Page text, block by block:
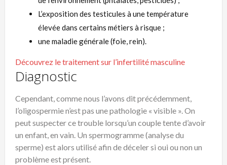
L’exposition des testicules à une température
élevée dans certains métiers à risque ;
une maladie générale (foie, rein).
Découvrez le traitement sur l’infertilité masculine
Diagnostic
Cependant, comme nous l’avons dit précédemment,
l’oligospermie n’est pas une pathologie « visible ». On
peut suspecter ce trouble lorsqu’un couple tente d’avoir
un enfant, en vain. Un spermogramme (analyse du
sperme) est alors utilisé afin de déceler si oui ou non un
problème est présent.